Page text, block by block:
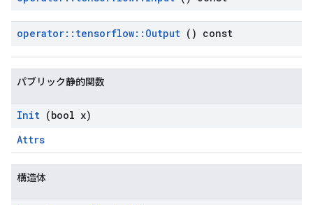
operator:: tensorflow:: Output () const
パブリック静的関数
Init (bool x)
Attrs
構造体